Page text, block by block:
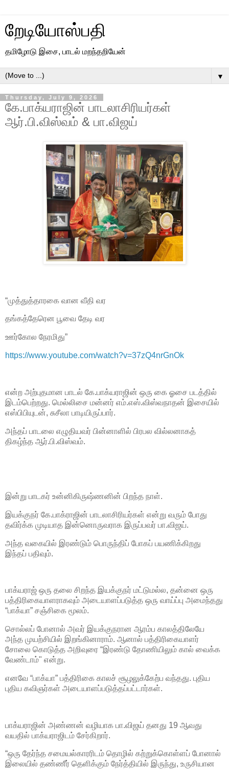
றேடியோஸ்பதி
தமிழோடு இசை, பாடல் மறந்தறியேன்
▼
Thursday, July 9, 2026
கே.பாக்யராஜின் பாடலாசிரியர்கள்
ஆர்.பி.விஸ்வம் & பா.விஜய்
“முத்துத்தாரகை வான வீதி வர
தங்கத்தேரென பூவை தேடி வர
ஊர்கோல நேரமிது”
https://www.youtube.com/watch?v=37zQ4nrGnOk
என்ற அற்புதமான பாடல் கே.பாக்யராஜின் ஒரு கை ஓசை படத்தில்
இடம்பெற்றது. மெல்லிசை மன்னர் எம்.எஸ்.விஸ்வநாதன் இசையில்
எஸ்பிபியுடன், சுசீலா பாடியிருப்பார்.
அந்தப் பாடலை எழுதியவர் பின்னாளில் பிரபல வில்லனாகத்
திகழ்ந்த ஆர்.பி.விஸ்வம்.
இன்று பாடகர் உன்னிகிருஷ்ணனின் பிறந்த நாள்.
இயக்குநர் கே.பாக்ராஜின் பாடலாசிரியர்கள் என்று வரும் போது
தவிர்க்க முடியாத இன்னொருவராக இருப்பவர் பா.விஜய்.
அந்த வகையில் இரண்டும் பொருந்திப் போகப் பயணிக்கிறது
இந்தப் பதிவும்.
பாக்யராஜ் ஒரு தலை சிறந்த இயக்குநர் மட்டுமல்ல, தன்னை ஒரு
பத்திரிகையாளராகவும் அடையாளப்படுத்த ஒரு வாய்ப்பு அமைந்தது
“பாக்யா” சஞ்சிகை மூலம்.
சொல்லப் போனால் அவர் இயக்குநரான ஆரம்ப காலத்திலேயே
அந்த முயற்சியில் இறங்கினாராம். ஆனால் பத்திரிகையாளர்
சோலை கொடுத்த அறிவுரை “இரண்டு தோணியிலும் கால் வைக்க
வேண்டாம்" என்று.
எனவே “பாக்யா” பத்திரிகை காலச் சூழலுக்கேற்ப வந்தது. புதிய
புதிய கவிஞர்கள் அடையாளப்படுத்தப்பட்டார்கள்.
பாக்யராஜின் அண்ணன் வழியாக பா.விஜய் தனது 19 ஆவது
வயதில் பாக்யராஜிடம் சேர்கிறார்.
“ஒரு தேர்ந்த சமையல்காரரிடம் தொழில் கற்றுக்கொள்ளப் போனால்
இலையில் தண்ணீர் தெளிக்கும் நேர்த்தியில் இருந்து, உருசியான